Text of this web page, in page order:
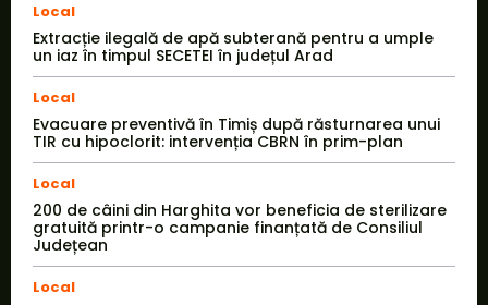
Local
Extracție ilegală de apă subterană pentru a umple
un iaz în timpul SECETEI în județul Arad
Local
Evacuare preventivă în Timiș după răsturnarea unui
TIR cu hipoclorit: intervenția CBRN în prim-plan
Local
200 de câini din Harghita vor beneficia de sterilizare
gratuită printr-o campanie finanțată de Consiliul
Județean
Local